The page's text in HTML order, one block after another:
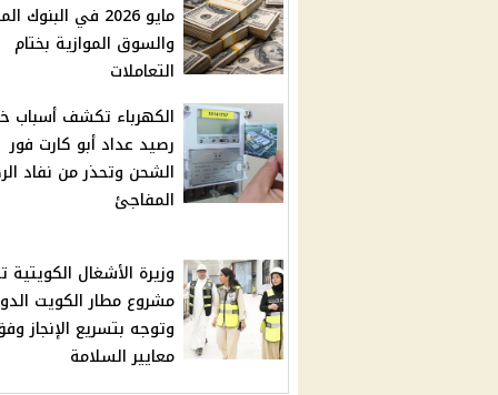
مايو 2026 في
والسوق الموازية بختام
التعاملات
الكهرباء تكشف أسباب
رصيد عداد أبو كارت فور
الشحن وتحذر من نفاد
المفاجئ
وزيرة الأشغال الكويتية
مشروع مطار الكويت
وتوجه بتسريع الإنجاز
معايير السلامة